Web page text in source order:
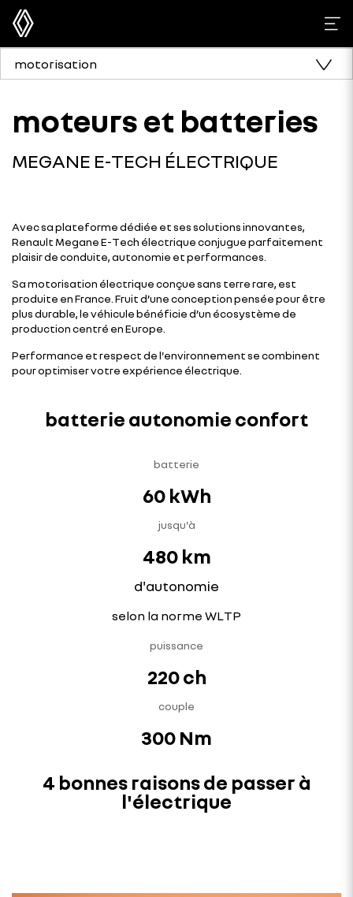
motorisation
moteurs et batteries
MEGANE E-TECH ÉLECTRIQUE
Avec sa plateforme dédiée et ses solutions innovantes,
Renault Megane E-Tech électrique conjugue parfaitement
plaisir de conduite, autonomie et performances.
Sa motorisation électrique conçue sans terre rare, est
produite en France. Fruit d’une conception pensée pour être
plus durable, le véhicule bénéficie d’un écosystème de
production centré en Europe.
Performance et respect de l'environnement se combinent
pour optimiser votre expérience électrique.
batterie autonomie confort
batterie
60 kWh
jusqu'à
480 km
d'autonomie
selon la norme WLTP
puissance
220 ch
couple
300 Nm
4 bonnes raisons de passer à
l'électrique